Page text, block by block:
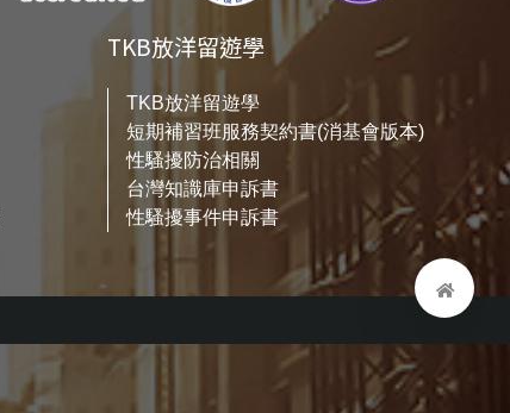
TKB放洋留遊學
TKB放洋留遊學
短期補習班服務契約書(消基會版本)
性騷擾防治相關
台灣知識庫申訴書
性騷擾事件申訴書